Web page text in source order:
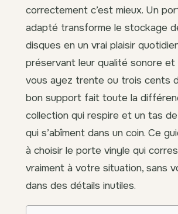
correctement c’est mieux. Un
adapté transforme le stockage
disques en un vrai plaisir
préservant leur qualité sonore et
vous ayez trente ou trois cents
bon support fait toute la
collection qui respire et un tas
qui s’abîment dans un coin. Ce
à choisir le porte vinyle qui
vraiment à votre situation, sans
dans des détails inutiles.